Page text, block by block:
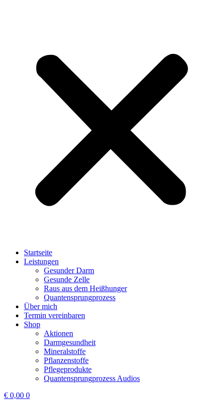
Startseite
Leistungen
Gesunder Darm
Gesunde Zelle
Raus aus dem Heißhunger
Quantensprungprozess
Über mich
Termin vereinbaren
Shop
Aktionen
Darmgesundheit
Mineralstoffe
Pflanzenstoffe
Pflegeprodukte
Quantensprungprozess Audios
€ 0,00 0